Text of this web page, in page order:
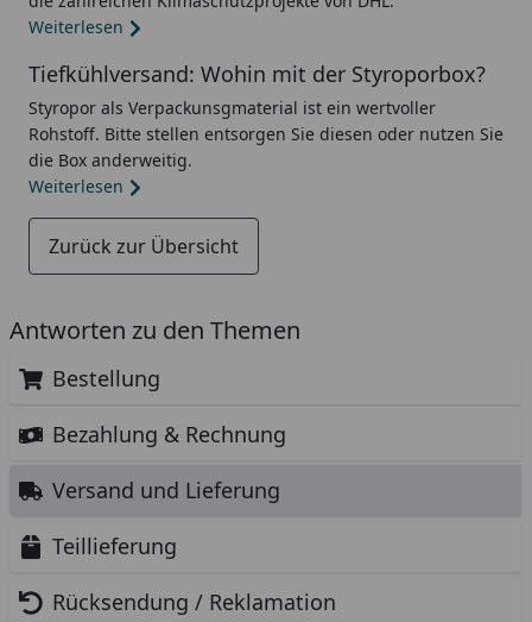
Antworten zu den Themen
Bestellung
Bezahlung & Rechnung
Versand und Lieferung
Teillieferung
Rücksendung / Reklamation
Weiterlesen
Tiefkühlversand: Wohin mit der Styroporbox?
Styropor als Verpackunsgmaterial ist ein wertvoller
Rohstoff. Bitte stellen entsorgen Sie diesen oder nutzen Sie
die Box anderweitig.
Weiterlesen
Zurück zur Übersicht